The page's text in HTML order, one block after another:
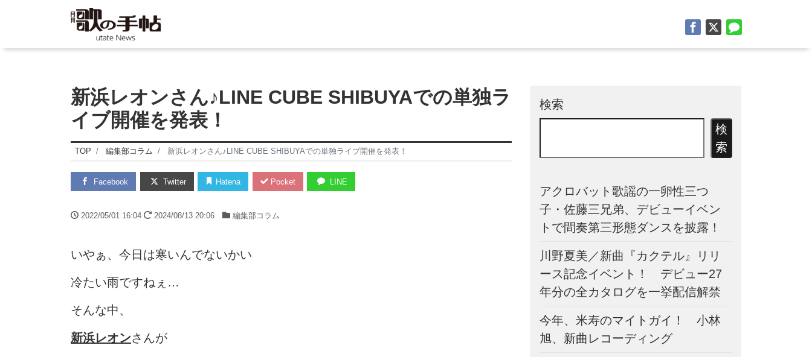
新浜レオンさん♪LINE CUBE SHIBUYAでの単独ラ
イブ開催を発表！
TOP 編集部コラム 新浜レオンさん♪LINE CUBE SHIBUYAでの単独ライブ開催を発表！
Facebook Twitter Hatena Pocket LINE
2022/05/01 16:04 2024/08/13 20:06 編集部コラム
いやぁ、今日は寒いんでないかい
冷たい雨ですねぇ…
そんな中、
新浜レオンさんが
検索
検
索
アクロバット歌謡の一卵性三つ
子・佐藤三兄弟、デビューイベン
トで間奏第三形態ダンスを披露！
川野夏美／新曲『カクテル』リリ
ース記念イベント！ デビュー27
年分の全カタログを一挙配信解禁
今年、米寿のマイトガイ！ 小林
旭、新曲レコーディング